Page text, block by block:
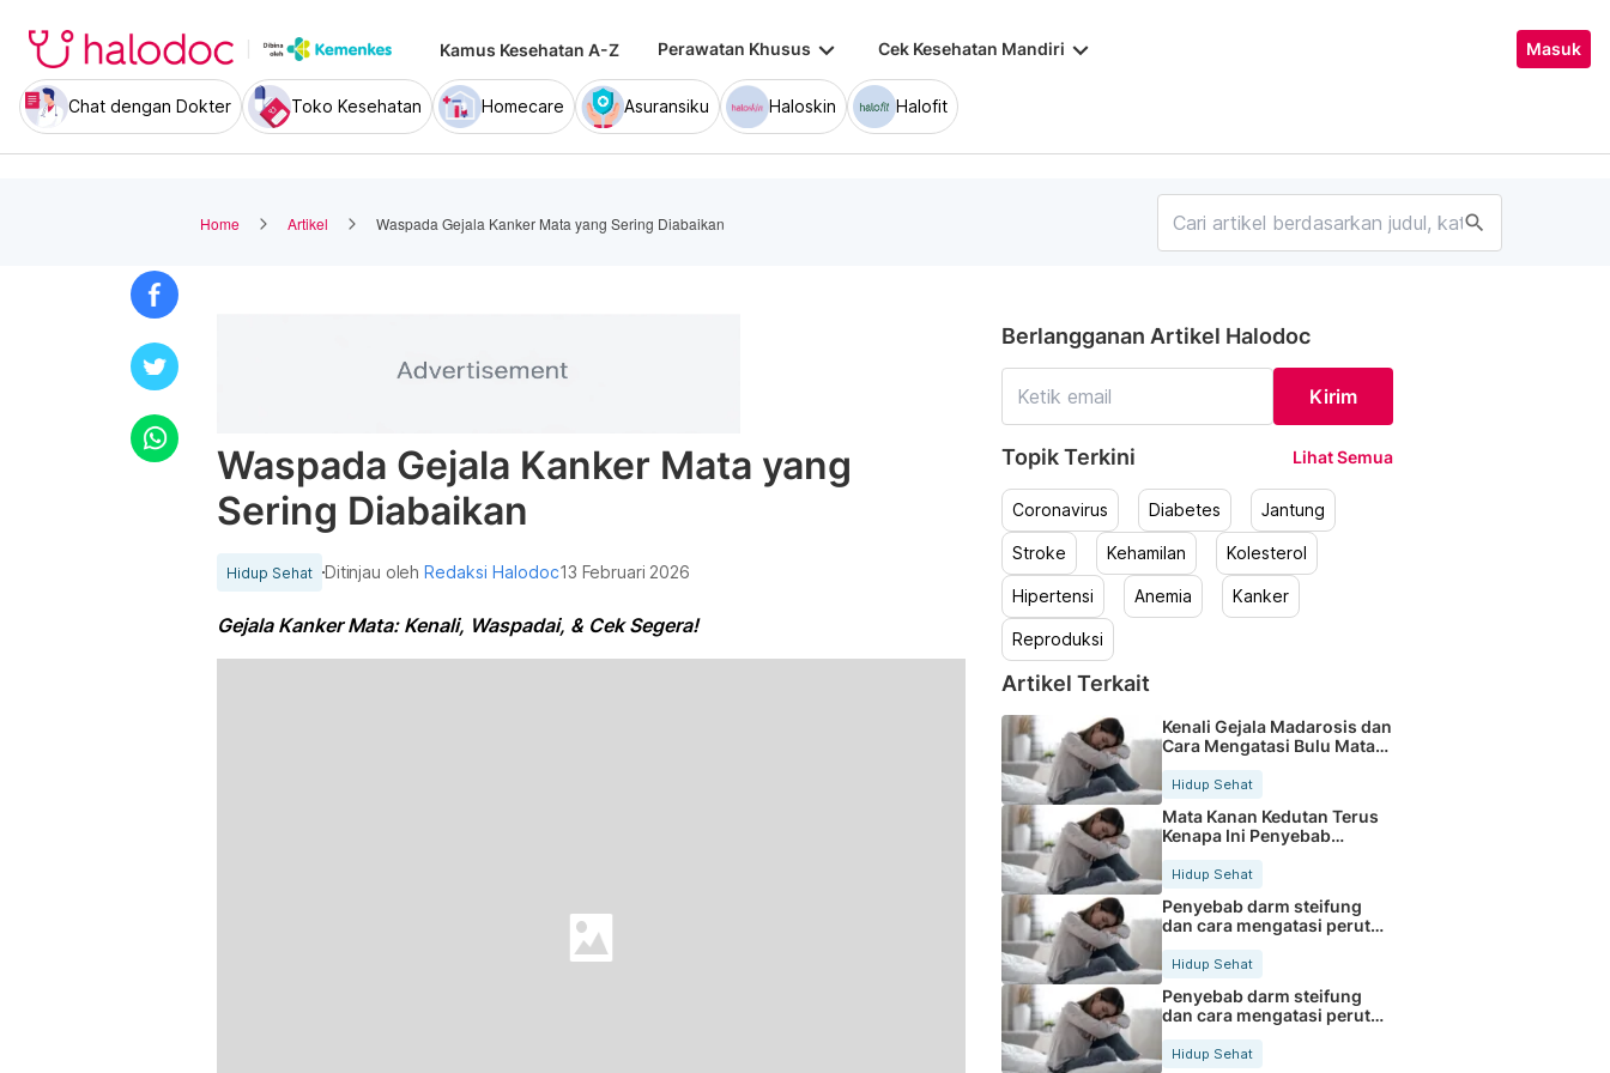
Kamus Kesehatan A-Z Perawatan Khusus keyboard_arrow_down Cek Kesehatan Mandiri keyboard_arrow_down Masuk
Chat dengan Dokter Toko Kesehatan Homecare Asuransiku Haloskin Halofit
Home Artikel Waspada Gejala Kanker Mata yang Sering Diabaikan search
Waspada Gejala Kanker Mata yang
Sering Diabaikan
Hidup Sehat Ditinjau olehRedaksi Halodoc13 Februari 2026
Gejala Kanker Mata: Kenali, Waspadai, & Cek Segera!
Berlangganan Artikel Halodoc
Kirim
Topik Terkini Lihat Semua
Coronavirus Diabetes Jantung
Stroke Kehamilan Kolesterol
Hipertensi Anemia Kanker
Reproduksi
Artikel Terkait
Kenali Gejala Madarosis dan
Cara Mengatasi Bulu Mata
Hidup Sehat
Mata Kanan Kedutan Terus
Kenapa Ini Penyebab
Hidup Sehat
Penyebab darm steifung
dan cara mengatasi perut
Hidup Sehat
Penyebab darm steifung
dan cara mengatasi perut
Hidup Sehat